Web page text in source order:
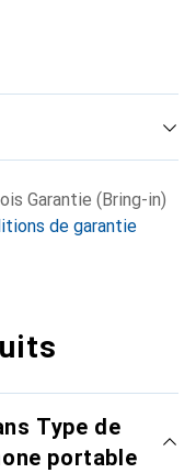
Garantie (Bring-in)
de garantie
Type de
portable